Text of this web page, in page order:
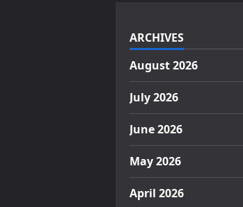
ARCHIVES
August 2026
July 2026
June 2026
May 2026
April 2026